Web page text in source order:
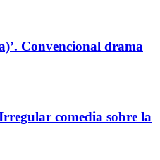
Convencional drama
comedia sobre la